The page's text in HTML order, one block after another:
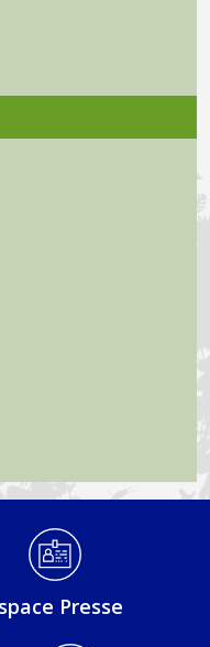
Presse